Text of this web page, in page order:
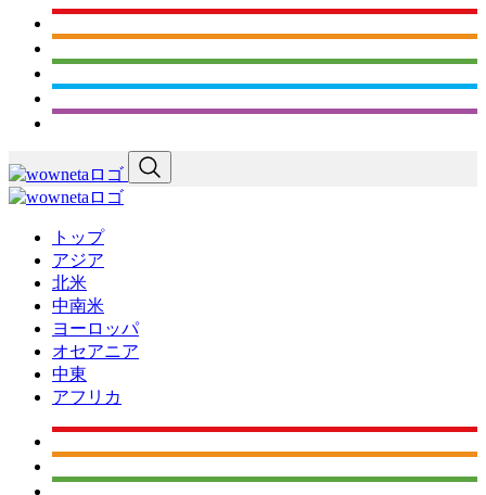
トップ
アジア
北米
中南米
ヨーロッパ
オセアニア
中東
アフリカ